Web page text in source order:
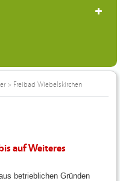
> Freibad Wiebelskirchen
auf Weiteres
betrieblichen Gründen